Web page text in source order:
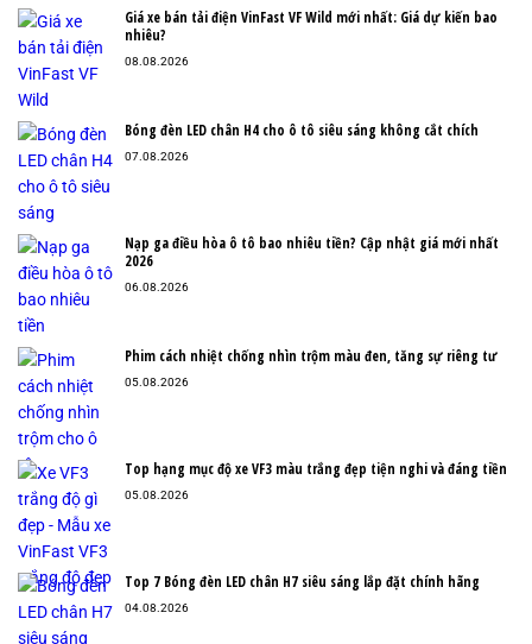
Giá xe bán tải điện VinFast VF Wild mới nhất: Giá dự kiến bao
nhiêu?
08.08.2026
Bóng đèn LED chân H4 cho ô tô siêu sáng không cắt chích
07.08.2026
Nạp ga điều hòa ô tô bao nhiêu tiền? Cập nhật giá mới nhất
2026
06.08.2026
Phim cách nhiệt chống nhìn trộm màu đen, tăng sự riêng tư
05.08.2026
Top hạng mục độ xe VF3 màu trắng đẹp tiện nghi và đáng tiền
05.08.2026
Top 7 Bóng đèn LED chân H7 siêu sáng lắp đặt chính hãng
04.08.2026